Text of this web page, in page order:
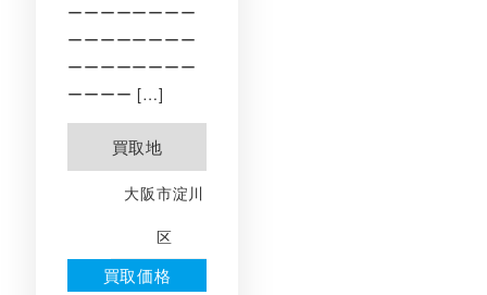
ーーーーーーーー
ーーーーーーーー
ーーーーーーーー
ーーーー […]
買取地
大阪市淀川
区
買取価格